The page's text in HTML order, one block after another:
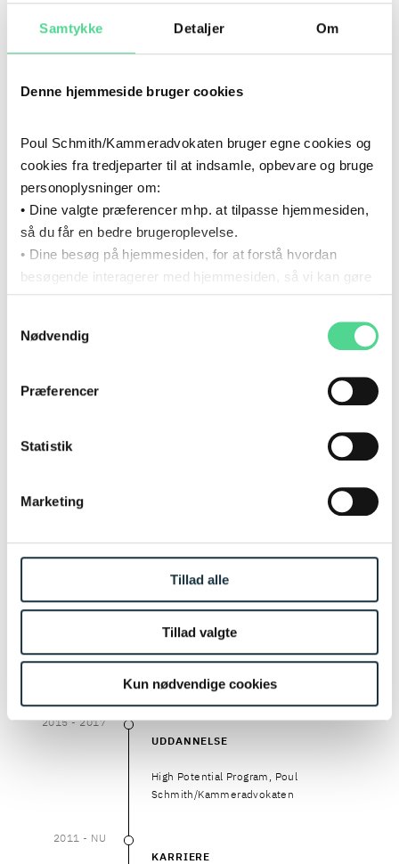
Samtykke Detaljer Om
Denne hjemmeside bruger cookies
Poul Schmith/Kammeradvokaten bruger egne cookies og
cookies fra tredjeparter til at indsamle, opbevare og bruge
personoplysninger om:
• Dine valgte præferencer mhp. at tilpasse hjemmesiden,
så du får en bedre brugeroplevelse.
• Dine besøg på hjemmesiden, for at forstå hvordan
besøgende interagerer med hjemmesiden, så vi kan gøre
Du kan til enhver tid tilbagekalde dit samtykke via det link,
som du finder i bunden af hjemmesiden.
cookiedeklarationen ved at klikke ’Om’.
Læs mere om vores behandling af personoplysninger
Nødvendig
Præferencer
Statistik
Marketing
Tillad alle
Tillad valgte
Kun nødvendige cookies
FONDE OG SELVEJENDE INSTITUTIONER
WHISTLEBLOWERORDNINGER
OFFENTLIG-PRIVATE SAMARBEJDER
M&A - MERGERS AND ACQUISITIONS
SELSKABSRET
CV
2017
Bestyrelsesuddannelsen 2017
UDDANNELSE
PRINCE2®-certificeret
2015- 2017
UDDANNELSE
High Potential Program, Poul
Schmith/Kammeradvokaten
2011 - NU
KARRIERE